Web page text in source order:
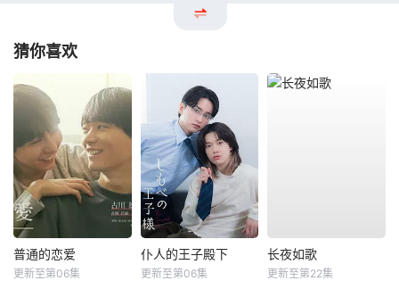
猜你喜欢
普通的恋爱
更新至第06集
仆人的王子殿下
更新至第06集
长夜如歌
更新至第22集